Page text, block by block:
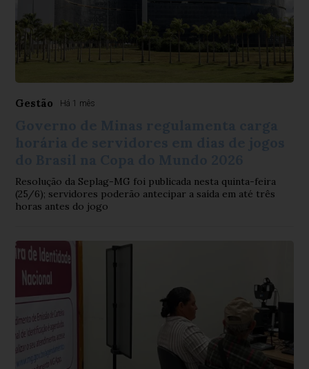
Gestão Há 1 mês
Resolução da Seplag-MG foi publicada nesta quinta-feira
(25/6); servidores poderão antecipar a saída em até três
horas antes do jogo